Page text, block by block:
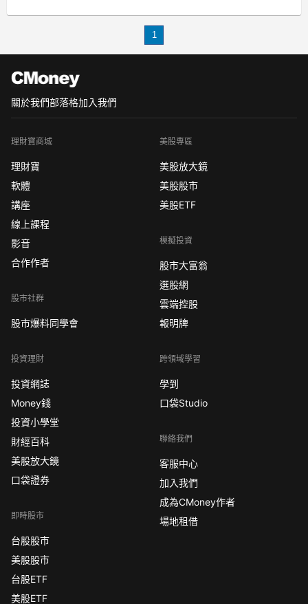
這段期間吸引了大量民眾出行。特別是
1
關於我們部落格加入我們
理財寶商城
理財寶
軟體
講座
線上課程
影音
合作作者
股市社群
股市爆料同學會
投資理財
投資網誌
Money錢
投資小學堂
財經百科
美股放大鏡
口袋證券
即時股市
台股股市
美股股市
台股ETF
美股ETF
美股專區
美股放大鏡
美股股市
美股ETF
模擬投資
股市大富翁
選股網
雲端控股
報明牌
跨領域學習
學到
口袋Studio
聯絡我們
客服中心
加入我們
成為CMoney作者
場地租借